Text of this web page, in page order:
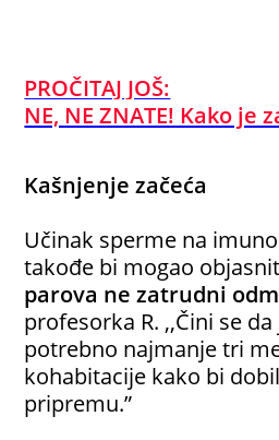
PROČITAJ JOŠ:
NE, NE ZNATE! Kako
Kašnjenje začeća
Učinak sperme na
takođe bi mogao
parova ne zatrudni
profesorka R. ,,Čini se
potrebno najmanje tri
kohabitacije kako bi
pripremu.”